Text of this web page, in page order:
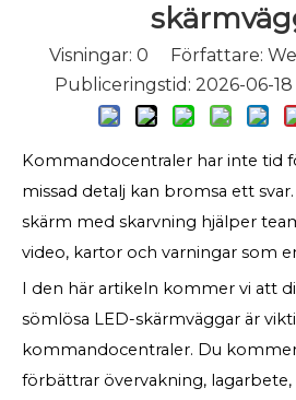
Visningar: 0 Författare:
Publiceringstid: 2026-06-
Kommandocentraler har inte tid
missad detalj kan bromsa ett
skärm med skarvning hjälper
video, kartor och varningar som
I den här artikeln kommer vi att
sömlösa LED-skärmväggar är
kommandocentraler. Du
förbättrar övervakning,